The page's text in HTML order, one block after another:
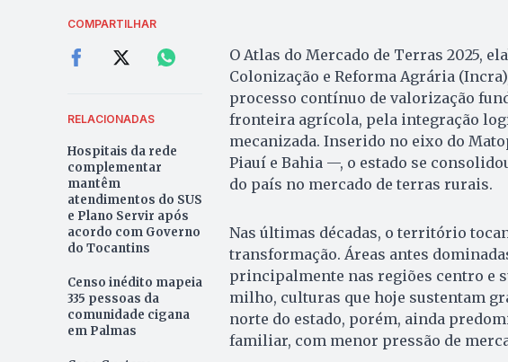
COMPARTILHAR
RELACIONADAS
Hospitais da rede
complementar
mantêm
atendimentos do SUS
e Plano Servir após
acordo com Governo
do Tocantins
Censo inédito mapeia
335 pessoas da
comunidade cigana
em Palmas
O Atlas do Mercado de Terras 2025,
Colonização e Reforma Agrária
processo contínuo de valorização
fronteira agrícola, pela integração
mecanizada. Inserido no eixo do
Piauí e Bahia —, o estado se
do país no mercado de terras rurais.
Nas últimas décadas, o território
transformação. Áreas antes
principalmente nas regiões centro e
milho, culturas que hoje sustentam
norte do estado, porém, ainda
familiar, com menor pressão de